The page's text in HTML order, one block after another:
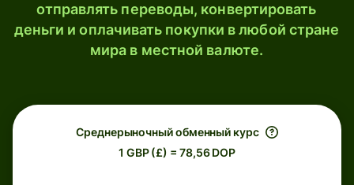
отправлять переводы, конвертировать
деньги и оплачивать покупки в любой стране
мира в местной валюте.
Среднерыночный обменный курс
1 GBP (£) = 78,56 DOP